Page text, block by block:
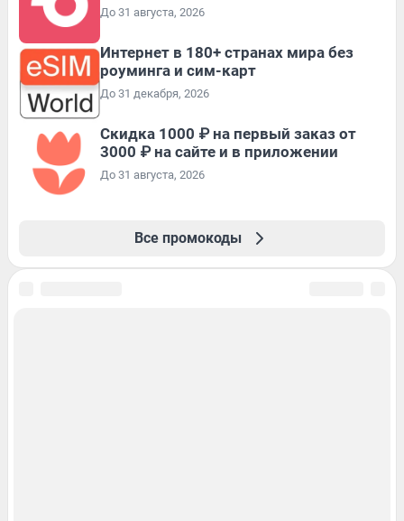
До 31 августа, 2026
Интернет в 180+ странах мира без
роуминга и сим-карт
До 31 декабря, 2026
Скидка 1000 ₽ на первый заказ от
3000 ₽ на сайте и в приложении
До 31 августа, 2026
Все промокоды